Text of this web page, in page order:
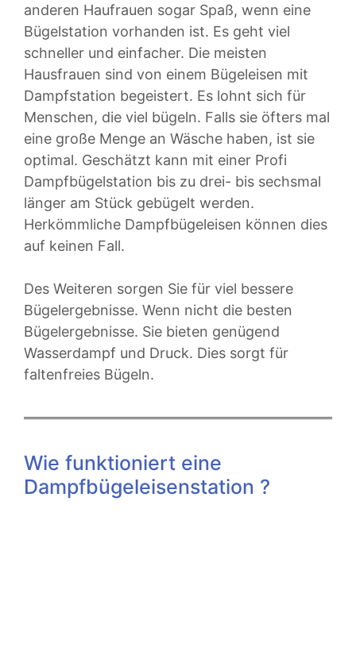
anderen Haufrauen sogar Spaß, wenn eine
Bügelstation vorhanden ist. Es geht viel
schneller und einfacher. Die meisten
Hausfrauen sind von einem Bügeleisen mit
Dampfstation begeistert. Es lohnt sich für
Menschen, die viel bügeln. Falls sie öfters mal
eine große Menge an Wäsche haben, ist sie
optimal. Geschätzt kann mit einer Profi
Dampfbügelstation bis zu drei- bis sechsmal
länger am Stück gebügelt werden.
Herkömmliche Dampfbügeleisen können dies
auf keinen Fall.
Des Weiteren sorgen Sie für viel bessere
Bügelergebnisse. Wenn nicht die besten
Bügelergebnisse. Sie bieten genügend
Wasserdampf und Druck. Dies sorgt für
faltenfreies Bügeln.
Wie funktioniert eine
Dampfbügeleisenstation ?